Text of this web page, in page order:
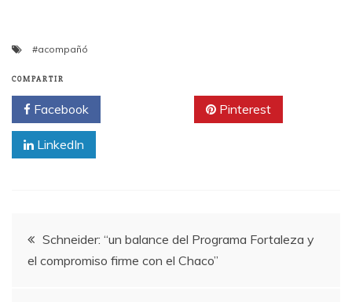
#acompañó
COMPARTIR
Facebook Pinterest
LinkedIn
Navegación
Schneider: “un balance del Programa Fortaleza y
el compromiso firme con el Chaco”